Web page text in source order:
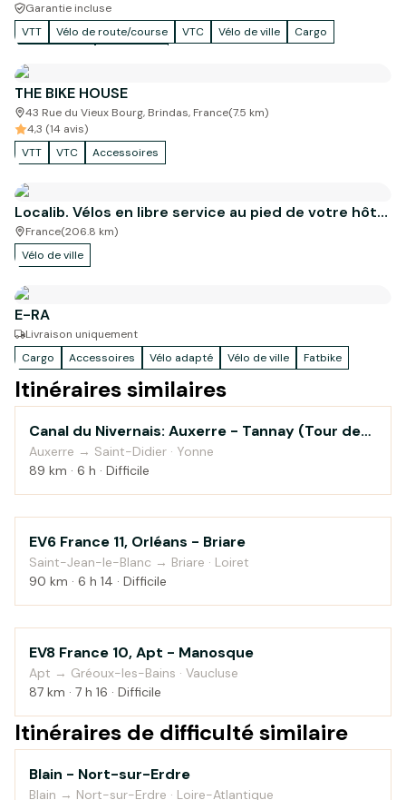
Garantie incluse
VTT
Vélo de route/course VTC Vélo de ville
Cargo
THE BIKE HOUSE
43 Rue du Vieux Bourg, Brindas, France(7.5 km)
4,3 (14 avis)
VTT
VTC Accessoires
Localib. Vélos en libre service au pied de votre hôtel
! France(206.8 km)
Vélo de ville
E-RA
Livraison uniquement
Cargo
Accessoires Vélo adapté Vélo de ville Fatbike
Itinéraires similaires
Au fil de l'eau
Canal du Nivernais: Auxerre - Tannay (Tour de
Bourgogne à vélo)
Auxerre → Saint-Didier · Yonne
89 km · 6 h · Difficile
Campagne
EV6 France 11, Orléans - Briare
Saint-Jean-le-Blanc → Briare · Loiret
90 km · 6 h 14 · Difficile
Montagne
EV8 France 10, Apt - Manosque
Apt → Gréoux-les-Bains · Vaucluse
87 km · 7 h 16 · Difficile
Itinéraires de difficulté similaire
Au fil de l'eau
Blain - Nort-sur-Erdre
Blain → Nort-sur-Erdre · Loire-Atlantique